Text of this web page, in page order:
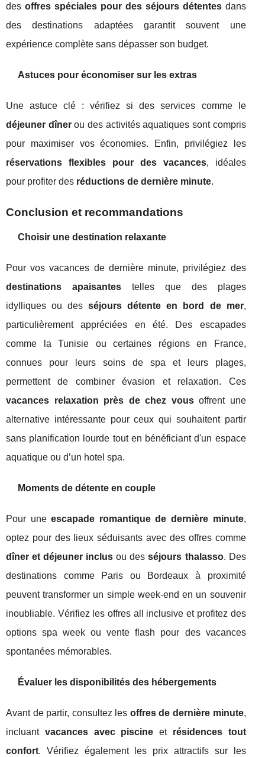
des offres spéciales pour des séjours détentesdans
des destinations adaptées garantit souvent une
expérience complète sans dépasser son budget.
Astuces pour économiser sur les extras
Une astuce clé : vérifiez si des services comme le
déjeuner dînerou des activités aquatiques sont compris
pour maximiser vos économies. Enfin, privilégiez les
réservations flexibles pour des vacances, idéales
pour profiter des réductions de dernière minute.
Conclusion et recommandations
Choisir une destination relaxante
Pour vos vacances de dernière minute, privilégiez des
destinations apaisantestelles que des plages
idylliques ou desséjours détente en bord de mer,
particulièrement appréciées en été. Des escapades
comme la Tunisie ou certaines régions en France,
connues pour leurs soins de spa et leurs plages,
permettent de combiner évasion et relaxation. Ces
vacances relaxation près de chez vousoffrent une
alternative intéressante pour ceux qui souhaitent partir
sans planification lourde tout en bénéficiant d'un espace
aquatique ou d’un hotel spa.
Moments de détente en couple
Pour uneescapade romantique de dernière minute,
optez pour des lieux séduisants avec des offres comme
dîner et déjeuner inclus ou desséjours thalasso. Des
destinations comme Paris ou Bordeaux à proximité
peuvent transformer un simple week-end en un souvenir
inoubliable. Vérifiez les offres all inclusive et profitez des
options spa week ou vente flash pour des vacances
spontanées mémorables.
Évaluer les disponibilités des hébergements
Avant de partir, consultez les offres de dernière minute,
incluant vacances avec piscine et résidences tout
confort. Vérifiez également les prix attractifs sur les